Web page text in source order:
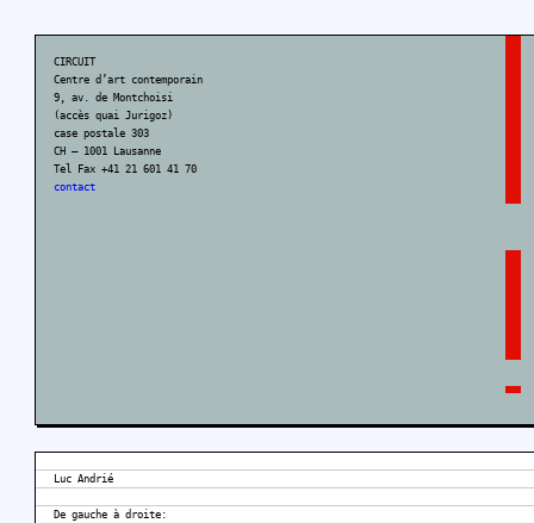
CIRCUIT
Centre d’art contemporain
9, av. de Montchoisi
(accès quai Jurigoz)
case postale 303
CH – 1001 Lausanne
Tel Fax +41 21 601 41 70
contact
Luc Andrié
De gauche à droite: